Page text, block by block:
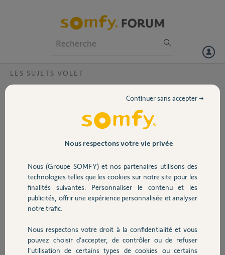
Volet
Sécurité
Domotique
Chauffage
LES SUJETS VOLET
Je vous ai envoyé un message hier, mais je ne sais pas si vous l'avez
Mon souci est que mon scénario confort thermique ne s'affiche plus
et lorsque je crée un nouveau scénario, c'est la même chose.
puisse en recréer un.
Pin 2312-9182-1421
Merci,
il y a environ un mois
Participer au fil de discussion
Nous respectons votre vie privée
Nous (Groupe SOMFY) et nos partenaires utilisons des
technologies telles que les cookies sur notre site pour les
finalités suivantes: Personnaliser le contenu et les
publicités, offrir une expérience personnalisée et analyser
notre trafic.
Nous respectons votre droit à la confidentialité et vous
pouvez choisir d’accepter, de contrôler ou de refuser
l'utilisation de certains types de cookies ou certains
Continuer sans accepter →